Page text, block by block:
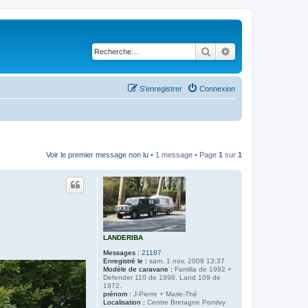
Rechercher
Connexion
S’enregistrer
Voir le premier message non lu • 1 message • Page 1 sur 1
LANDERIBA
Messages : 21187
Enregistré le : sam. 1 nov. 2008 13:37
Modèle de caravane : Familia de 1992 +
Defender 110 de 1998. Land 109 de
1972.
prénom : J-Pierre + Marie-Thé
Localisation : Centre Bretagne Pontivy